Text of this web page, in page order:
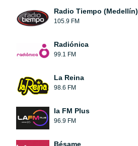
Radio Tiempo (Medellín)
105.9 FM
Radiónica
99.1 FM
La Reina
98.6 FM
la FM Plus
96.9 FM
Bésame